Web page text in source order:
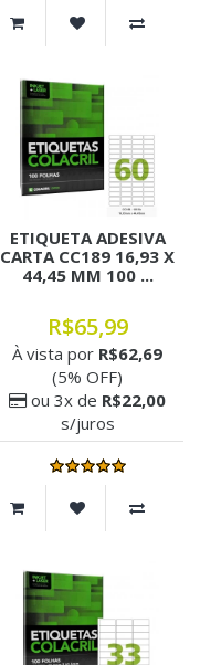
ETIQUETA ADESIVA
CARTA CC189 16,93 X
44,45 MM 100 ...
R$65,99
À vista por R$62,69
(5% OFF)
ou 3x de R$22,00
s/juros